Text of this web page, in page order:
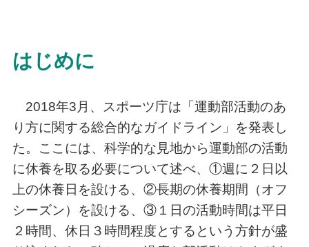
はじめに
2018年3月、スポーツ庁は「運動部活動のあ
り方に関する総合的なガイドライン」を発表し
た。ここには、科学的な見地から運動部の活動
に休養を取る必要について述べ、①週に２日以
上の休養日を設ける、②長期の休養期間（オフ
シーズン）を設ける、③１日の活動時間は平日
２時間、休日３時間程度とするという方針が盛